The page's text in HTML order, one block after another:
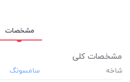
مشخصات
مشخصات کلی
شاخه